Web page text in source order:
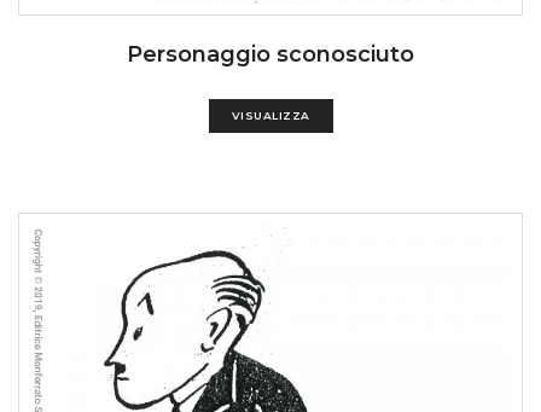
Personaggio sconosciuto
VISUALIZZA